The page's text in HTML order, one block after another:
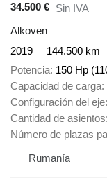
34.500 € Sin IVA
Alkoven
2019
144.500 km
Potencia 150 Hp
Capacidad de carga
Configuración del eje
Cantidad de asientos
Número de plazas
Rumanía